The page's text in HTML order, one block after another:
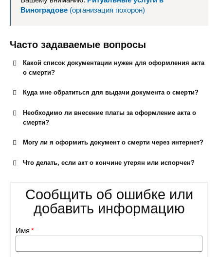
Виноградове (организация похорон)
Часто задаваемые вопросы
Какой список документации нужен для оформления акта
о смерти?
Куда мне обратиться для выдачи документа о смерти?
Необходимо ли внесение платы за оформление акта о
смерти?
Могу ли я оформить документ о смерти через интернет?
Что делать, если акт о кончине утерян или испорчен?
Сообщить об ошибке или
добавить информацию
Имя